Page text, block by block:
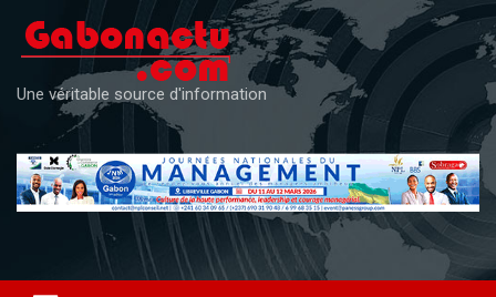
content
Une véritable source d'information